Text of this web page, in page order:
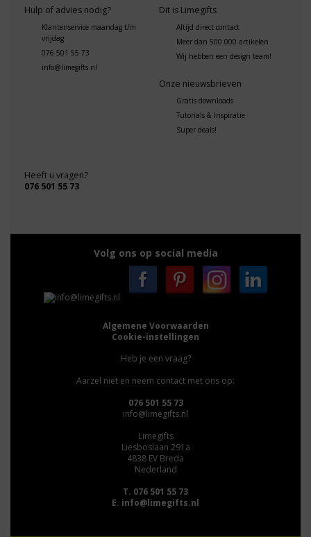
Hulp of advies nodig?
Klantenservice maandag t/m
vrijdag
076 501 55 73
info@limegifts.nl
Dit is Limegifts
Altijd direct contact
Meer dan 500.000 artikelen
Wij hebben een design team!
Onze nieuwsbrieven
Gratis downloads
Tutorials & Inspiratie
Super deals!
Heeft u vragen?
076 501 55 73
Volg ons op social media
Algemene Voorwaarden
Cookie-instellingen
Heb je een vraag?
Aarzel niet en neem contact met ons op:
076 501 55 73
info@limegifts.nl
Limegifts
Liesboslaan 291a
4838 EV Breda
Nederland
T. 076 501 55 73
E. info@limegifts.nl